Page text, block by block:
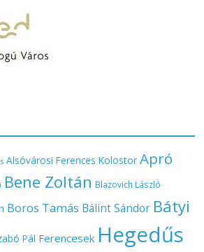
Alsóvárosi Ferences Kolostor Apró
Bene Zoltán Blazovich László
Boros Tamás Bálint Sándor Bátyi
Pál Ferencesek Hegedűs